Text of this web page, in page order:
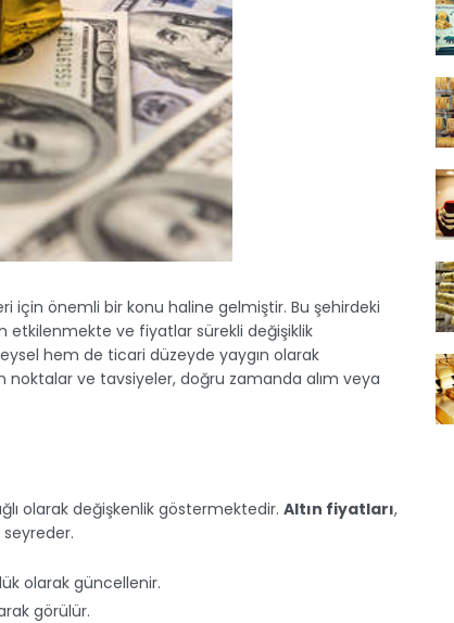
için önemli bir konu haline gelmiştir. Bu şehirdeki
etkilenmekte ve fiyatlar sürekli değişiklik
hem de ticari düzeyde yaygın olarak
noktalar ve tavsiyeler, doğru zamanda alım veya
olarak değişkenlik göstermektedir. Altın fiyatları,
olarak güncellenir.
görülür.